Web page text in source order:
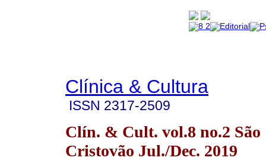
Clínica & Cultura
ISSN 2317-2509
Clín. & Cult. vol.8 no.2 São
Cristovão Jul./Dec. 2019